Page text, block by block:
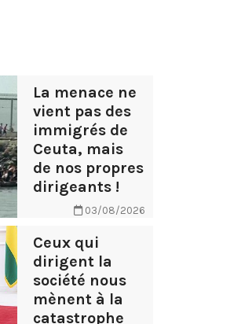
La menace ne
vient pas des
immigrés de
Ceuta, mais
de nos propres
dirigeants !
03/08/2026
Ceux qui
dirigent la
société nous
mènent à la
catastrophe